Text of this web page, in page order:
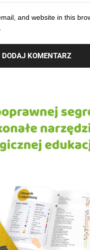
and website in this